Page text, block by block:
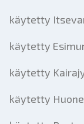
käytetty
käytetty
käytetty
käytetty